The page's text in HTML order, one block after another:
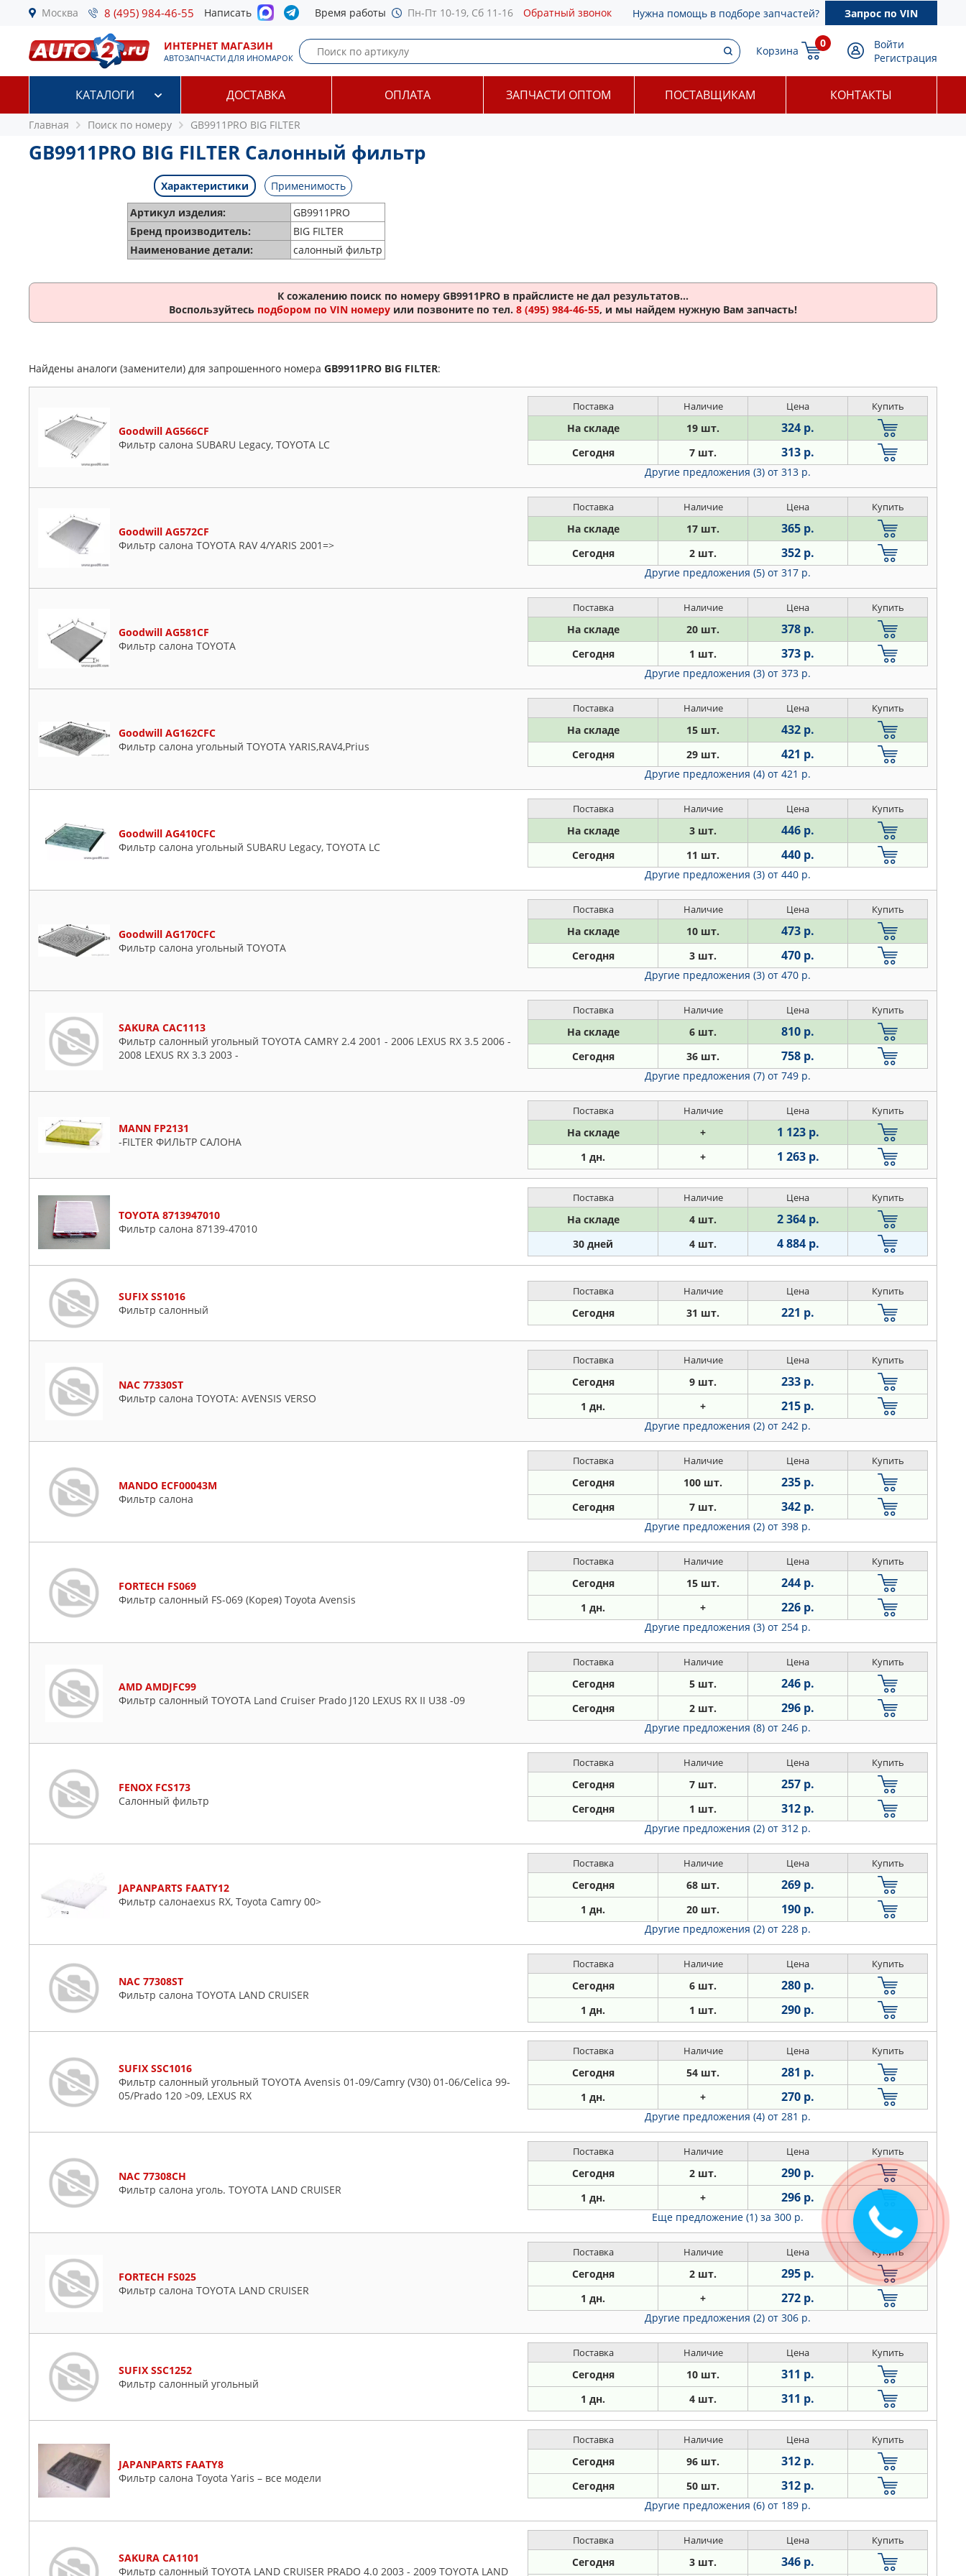
Москва 8 (495) 984-46-55 Написать Время работы Пн-Пт 10-19, Сб 11-16 Обратный звонок Нужна помощь в подборе запчастей? Запрос по VIN
ИНТЕРНЕТ МАГАЗИН
АВТОЗАПЧАСТИ ДЛЯ ИНОМАРОК
Корзина
0
Войти
Регистрация
КАТАЛОГИ ДОСТАВКА ОПЛАТА ЗАПЧАСТИ ОПТОМ ПОСТАВЩИКАМ КОНТАКТЫ
Главная Поиск по номеру GB9911PRO BIG FILTER
GB9911PRO BIG FILTER Салонный фильтр
Характеристики
Применимость
Артикул изделия:
GB9911PRO
Бренд производитель:
BIG FILTER
Наименование детали:
салонный фильтр
К сожалению поиск по номеру GB9911PRO в прайслисте не дал результатов...
Воспользуйтесь подбором по VIN номеру или позвоните по тел. 8 (495) 984-46-55, и мы найдем нужную Вам запчасть!
Найдены аналоги (заменители) для запрошенного номера GB9911PRO BIG FILTER:
Goodwill AG566CF
Фильтр салона SUBARU Legacy, TOYOTA LC
Поставка Наличие Цена Купить
На складе 19 шт. 324 р.
Сегодня 7 шт. 313 р.
Другие предложения (3) от 313 р.
Goodwill AG572CF
Фильтр салона TOYOTA RAV 4/YARIS 2001=>
Поставка Наличие Цена Купить
На складе 17 шт. 365 р.
Сегодня 2 шт. 352 р.
Другие предложения (5) от 317 р.
Goodwill AG581CF
Фильтр салона TOYOTA
Поставка Наличие Цена Купить
На складе 20 шт. 378 р.
Сегодня 1 шт. 373 р.
Другие предложения (3) от 373 р.
Goodwill AG162CFC
Фильтр салона угольный TOYOTA YARIS,RAV4,Prius
Поставка Наличие Цена Купить
На складе 15 шт. 432 р.
Сегодня 29 шт. 421 р.
Другие предложения (4) от 421 р.
Goodwill AG410CFC
Фильтр салона угольный SUBARU Legacy, TOYOTA LC
Поставка Наличие Цена Купить
На складе 3 шт. 446 р.
Сегодня 11 шт. 440 р.
Другие предложения (3) от 440 р.
Goodwill AG170CFC
Фильтр салона угольный TOYOTA
Поставка Наличие Цена Купить
На складе 10 шт. 473 р.
Сегодня 3 шт. 470 р.
Другие предложения (3) от 470 р.
SAKURA CAC1113
Фильтр салонный угольный TOYOTA CAMRY 2.4 2001 - 2006 LEXUS RX 3.5 2006 -
2008 LEXUS RX 3.3 2003 -
Поставка Наличие Цена Купить
На складе 6 шт. 810 р.
Сегодня 36 шт. 758 р.
Другие предложения (7) от 749 р.
MANN FP2131
-FILTER ФИЛЬТР САЛОНА
Поставка Наличие Цена Купить
На складе + 1 123 р.
1 дн. + 1 263 р.
TOYOTA 8713947010
Фильтp caлoнa 87139-47010
Поставка Наличие Цена Купить
На складе 4 шт. 2 364 р.
30 дней 4 шт. 4 884 р.
SUFIX SS1016
Фильтр салонный
Поставка Наличие Цена Купить
Сегодня 31 шт. 221 р.
NAC 77330ST
Фильтр салона TOYOTA: AVENSIS VERSO
Поставка Наличие Цена Купить
Сегодня 9 шт. 233 р.
1 дн. + 215 р.
Другие предложения (2) от 242 р.
MANDO ECF00043M
Фильтр салона
Поставка Наличие Цена Купить
Сегодня 100 шт. 235 р.
Сегодня 7 шт. 342 р.
Другие предложения (2) от 398 р.
FORTECH FS069
Фильтр салонный FS-069 (Корея) Toyota Avensis
Поставка Наличие Цена Купить
Сегодня 15 шт. 244 р.
1 дн. + 226 р.
Другие предложения (3) от 254 р.
AMD AMDJFC99
Фильтр салонный TOYOTA Land Cruiser Prado J120 LEXUS RX II U38 -09
Поставка Наличие Цена Купить
Сегодня 5 шт. 246 р.
Сегодня 2 шт. 296 р.
Другие предложения (8) от 246 р.
FENOX FCS173
Салонный фильтр
Поставка Наличие Цена Купить
Сегодня 7 шт. 257 р.
Сегодня 1 шт. 312 р.
Другие предложения (2) от 312 р.
JAPANPARTS FAATY12
Фильтр салонаexus RX, Toyota Camry 00>
Поставка Наличие Цена Купить
Сегодня 68 шт. 269 р.
1 дн. 20 шт. 190 р.
Другие предложения (2) от 228 р.
NAC 77308ST
Фильтр салона TOYOTA LAND CRUISER
Поставка Наличие Цена Купить
Сегодня 6 шт. 280 р.
1 дн. 1 шт. 290 р.
SUFIX SSC1016
Фильтр салонный угольный TOYOTA Avensis 01-09/Camry (V30) 01-06/Celica 99-
05/Prado 120 >09, LEXUS RX
Поставка Наличие Цена Купить
Сегодня 54 шт. 281 р.
1 дн. + 270 р.
Другие предложения (4) от 281 р.
NAC 77308CH
Фильтр салона уголь. TOYOTA LAND CRUISER
Поставка Наличие Цена Купить
Сегодня 2 шт. 290 р.
1 дн. + 296 р.
Еще предложение (1) за 300 р.
FORTECH FS025
Фильтр салона TOYOTA LAND CRUISER
Поставка Наличие Цена Купить
Сегодня 2 шт. 295 р.
1 дн. + 272 р.
Другие предложения (2) от 306 р.
SUFIX SSC1252
Фильтр салонный угольный
Поставка Наличие Цена Купить
Сегодня 10 шт. 311 р.
1 дн. 4 шт. 311 р.
JAPANPARTS FAATY8
Фильтр салона Toyota Yaris – все модели
Поставка Наличие Цена Купить
Сегодня 96 шт. 312 р.
Сегодня 50 шт. 312 р.
Другие предложения (6) от 189 р.
SAKURA CA1101
Фильтр салонный TOYOTA LAND CRUISER PRADO 4.0 2003 - 2009 TOYOTA LAND
Поставка Наличие Цена Купить
Сегодня 3 шт. 346 р.
Закажите
звонок